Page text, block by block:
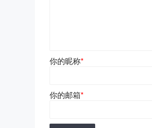
你的昵称*
你的邮箱*